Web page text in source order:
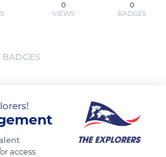
0
VIEWS
0
BADGES
BADGES
has not posted any
yet
access